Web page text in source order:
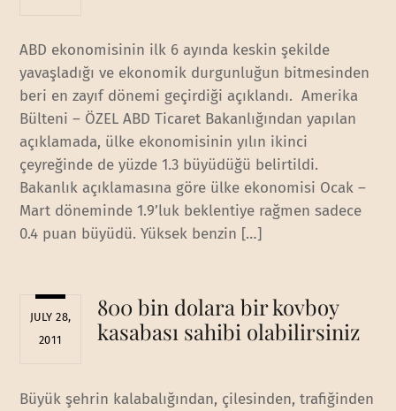
ABD ekonomisinin ilk 6 ayında keskin şekilde
yavaşladığı ve ekonomik durgunluğun bitmesinden
beri en zayıf dönemi geçirdiği açıklandı. Amerika
Bülteni – ÖZEL ABD Ticaret Bakanlığından yapılan
açıklamada, ülke ekonomisinin yılın ikinci
çeyreğinde de yüzde 1.3 büyüdüğü belirtildi.
Bakanlık açıklamasına göre ülke ekonomisi Ocak –
Mart döneminde 1.9’luk beklentiye rağmen sadece
0.4 puan büyüdü. Yüksek benzin […]
JULY 28,
2011
800 bin dolara bir kovboy
kasabası sahibi olabilirsiniz
Büyük şehrin kalabalığından, çilesinden, trafiğinden